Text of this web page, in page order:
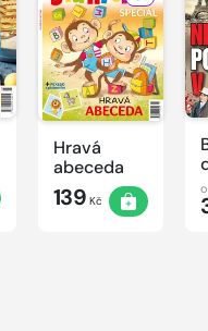
Hravá
abeceda
139 Kč